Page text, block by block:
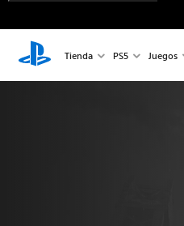
Tienda PS5 Juegos